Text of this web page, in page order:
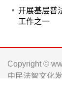
开展基层普
工作之一
Copyright ©
中民法智文化